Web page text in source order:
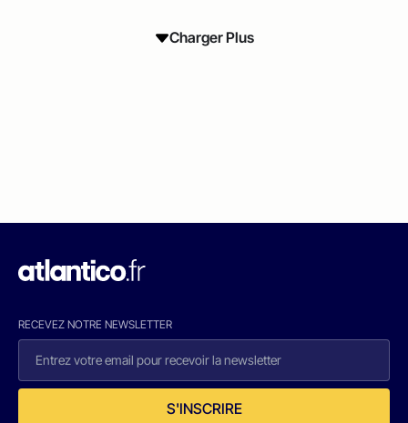
Charger Plus
RECEVEZ NOTRE NEWSLETTER
S'INSCRIRE